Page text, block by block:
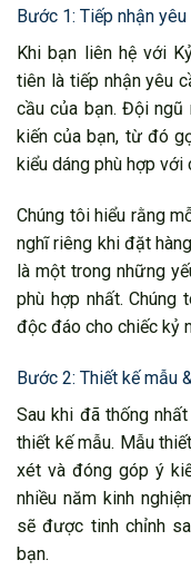
Bước 1: Tiếp nhận
Khi bạn liên hệ với
tiên là tiếp nhận yêu
cầu của bạn. Đội ngũ
kiến của bạn, từ đó
kiểu dáng phù hợp
Chúng tôi hiểu rằng
nghĩ riêng khi đặt
là một trong những
phù hợp nhất.
độc đáo cho chiếc kỷ
Bước 2: Thiết kế mẫu
Sau khi đã thống
thiết kế mẫu. Mẫu
xét và đóng góp ý
nhiều năm kinh
sẽ được tinh chỉnh
bạn.